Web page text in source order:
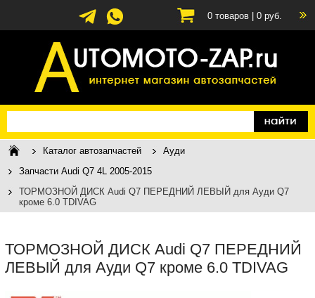
0 товаров | 0 руб.
Каталог автозапчастей
Ауди
Запчасти Audi Q7 4L 2005-2015
ТОРМОЗНОЙ ДИСК Audi Q7 ПЕРЕДНИЙ ЛЕВЫЙ для Ауди Q7
кроме 6.0 TDIVAG
ТОРМОЗНОЙ ДИСК Audi Q7 ПЕРЕДНИЙ
ЛЕВЫЙ для Ауди Q7 кроме 6.0 TDIVAG